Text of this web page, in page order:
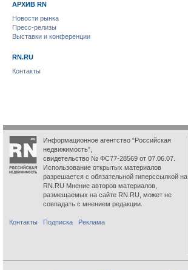
АРХИВ RN
Новости рынка
Пресс-релизы
Выставки и конференции
RN.RU
Контакты
Информационное агентство “Российская
недвижимость”,
свидетельство № ФС77-28569 от 07.06.07.
Использование открытых материалов
разрешается с обязательной гиперссылкой на
RN.RU Мнение авторов материалов,
размещаемых на сайте RN.RU, может не
совпадать с мнением редакции.
Контакты Подписка Реклама